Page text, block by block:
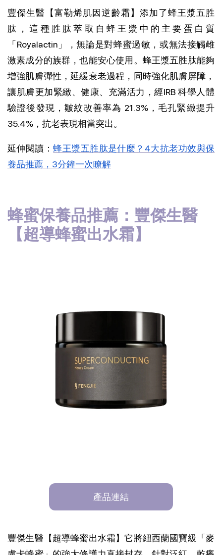
豐傑生醫【富勒烯肌因逆齡霜】添加了蜂王漿五胜
肽，這種胜肽萃取自蜂王漿中的主要蛋白質
「Royalactin」，無論是對蜂蜜過敏，或無法接觸雌
激素成分的族群，也能安心使用。蜂王漿五胜肽能夠
增強肌膚彈性，延緩衰老過程，同時強化肌膚屏障，
讓肌膚更加緊緻、健康、充滿活力，經IRB 科學人體
驗證後發現，皺紋改善率為 21.3%，毛孔緊緻提升
35.4%，抗老表現相當突出。
延伸閱讀：蜂王漿五胜肽是什麼？4大抗老功效與保
養品推薦，3分鐘一次瞭解
蜂蜜保養品推薦：豐傑生醫
【超導蜂蜜出水霜】
產品連結
豐傑生醫【超導蜂蜜出水霜】它將紐西蘭國寶級「麥